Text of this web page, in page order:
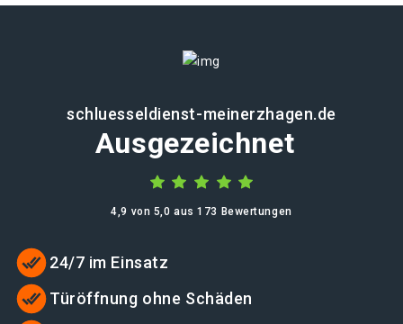
schluesseldienst-meinerzhagen.de
Ausgezeichnet
4,9 von 5,0 aus 173 Bewertungen
24/7 im Einsatz
Türöffnung ohne Schäden